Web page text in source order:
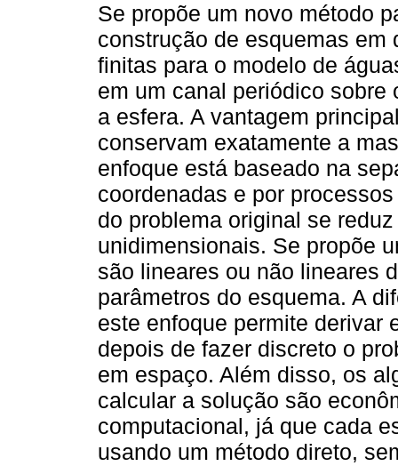
Se propõe um novo método
construção de esquemas em
finitas para o modelo de
em um canal periódico sobre
a esfera. A vantagem
conservam exatamente a
enfoque está baseado na
coordenadas e por
do problema original se
unidimensionais. Se propõe
são lineares ou não lineares
parâmetros do esquema. A
este enfoque permite derivar
depois de fazer discreto o
em espaço. Além disso, os
calcular a solução são
computacional, já que cada
usando um método direto,